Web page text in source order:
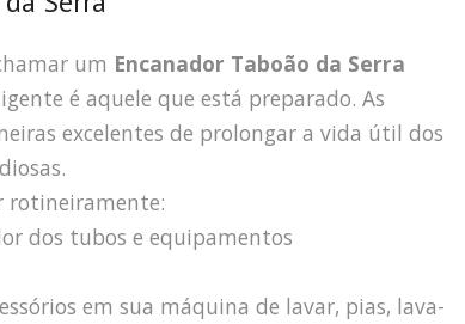
um Encanador Taboão da Serra
é aquele que está preparado. As
excelentes de prolongar a vida útil dos
rotineiramente:
dos tubos e equipamentos
em sua máquina de lavar, pias, lava-